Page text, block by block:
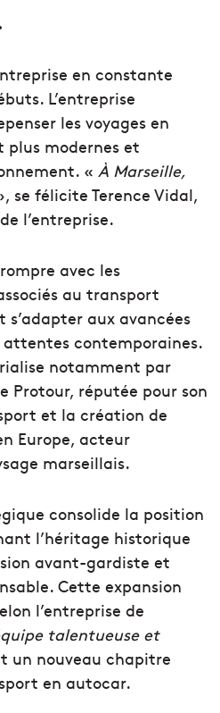
en constante
L’entreprise
les voyages en
modernes et
« À Marseille,
se félicite Terence Vidal,
l’entreprise.
avec les
au transport
aux avancées
contemporaines.
notamment par
Protour, réputée pour son
et la création de
Europe, acteur
marseillais.
consolide la position
l’héritage historique
avant-gardiste et
Cette expansion
l’entreprise de
talentueuse et
un nouveau chapitre
en autocar.